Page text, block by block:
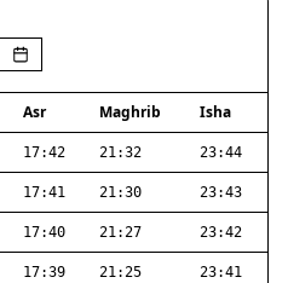
Asr Maghrib
Isha
17:42 21:32 23:44
17:41 21:30 23:43
17:40 21:27 23:42
17:39 21:25 23:41